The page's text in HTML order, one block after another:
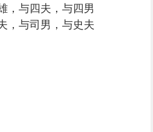
，与四夫，与四男
，与司男，与史夫